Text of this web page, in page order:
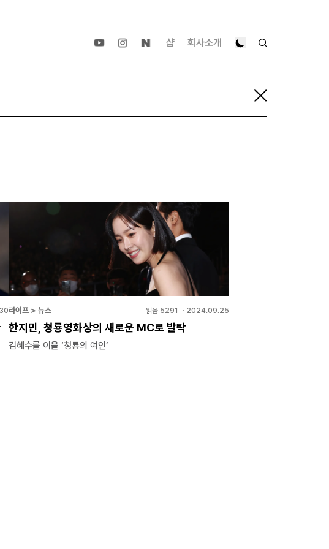
샵 회사소개
라이프 > 뉴스 읽음 5291 ・ 2024.09.25
한지민, 청룡영화상의 새로운 MC로 발탁
김혜수를 이을 ‘청룡의 여인’